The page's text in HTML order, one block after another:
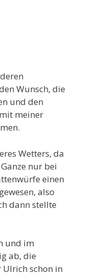
Wunsch, die
und den
meiner
Wetters, da
nur bei
einen
also
dann stellte
und im
ab, die
schon in